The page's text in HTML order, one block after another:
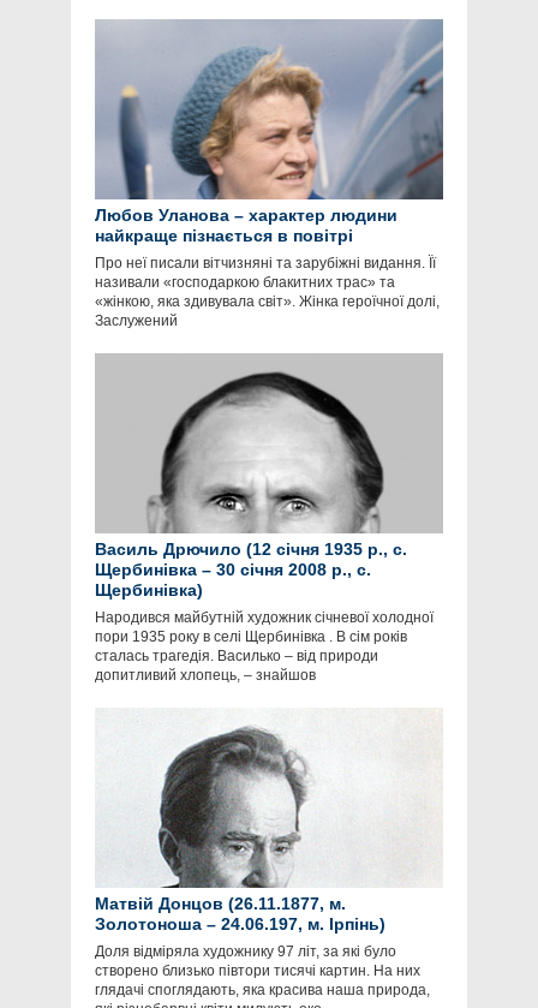
Любов Уланова – характер людини
найкраще пізнається в повітрі
Про неї писали вітчизняні та зарубіжні видання. Її
називали «господаркою блакитних трас» та
«жінкою, яка здивувала світ». Жінка героїчної долі,
Заслужений
Василь Дрючило (12 січня 1935 р., с.
Щербинівка – 30 січня 2008 р., с.
Щербинівка)
Народився майбутній художник січневої холодної
пори 1935 року в селі Щербинівка . В сім років
сталась трагедія. Василько – від природи
допитливий хлопець, – знайшов
Матвій Донцов (26.11.1877, м.
Золотоноша – 24.06.197, м. Ірпінь)
Доля відміряла художнику 97 літ, за які було
створено близько півтори тисячі картин. На них
глядачі споглядають, яка красива наша природа,